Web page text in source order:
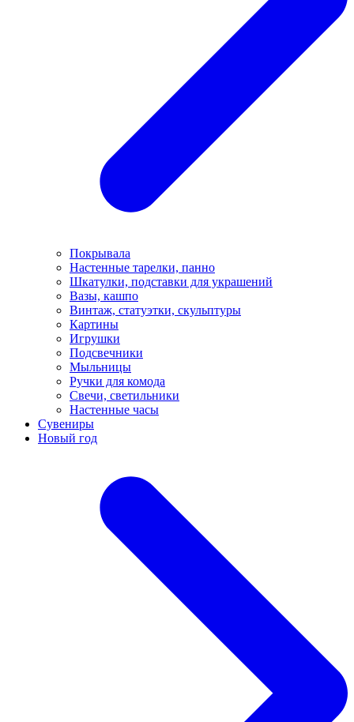
Покрывала
Настенные тарелки, панно
Шкатулки, подставки для украшений
Вазы, кашпо
Винтаж, статуэтки, скульптуры
Картины
Игрушки
Подсвечники
Мыльницы
Ручки для комода
Свечи, светильники
Настенные часы
Сувениры
Новый год